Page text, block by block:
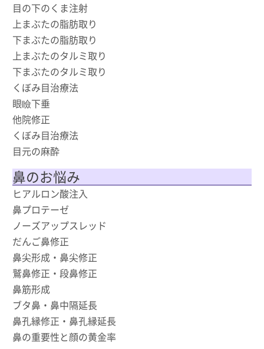
目の下のくま注射
上まぶたの脂肪取り
下まぶたの脂肪取り
上まぶたのタルミ取り
下まぶたのタルミ取り
くぼみ目治療法
眼瞼下垂
他院修正
くぼみ目治療法
目元の麻酔
鼻のお悩み
ヒアルロン酸注入
鼻プロテーゼ
ノーズアップスレッド
だんご鼻修正
鼻尖形成・鼻尖修正
鷲鼻修正・段鼻修正
鼻筋形成
ブタ鼻・鼻中隔延長
鼻孔縁修正・鼻孔縁延長
鼻の重要性と顔の黄金率